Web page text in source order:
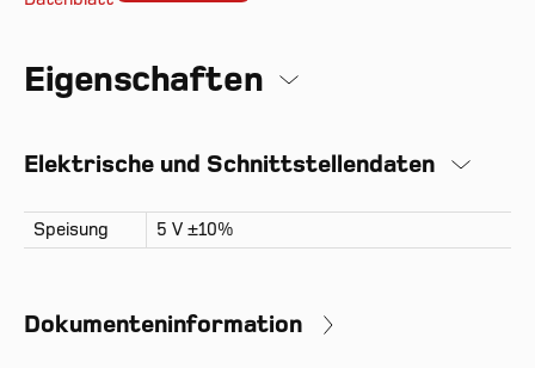
Eigenschaften
Elektrische und Schnittstellendaten
Speisung 5 V ±10%
Dokumenteninformation